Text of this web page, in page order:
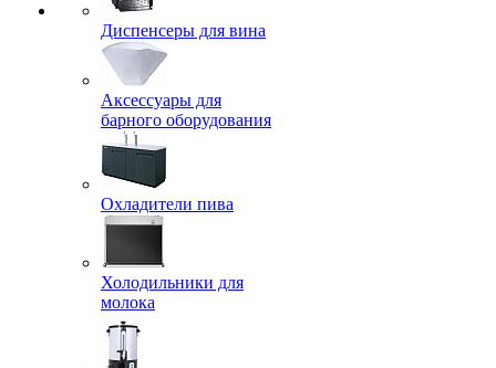
Диспенсеры для вина
Аксессуары для
барного оборудования
Охладители пива
Холодильники для
молока